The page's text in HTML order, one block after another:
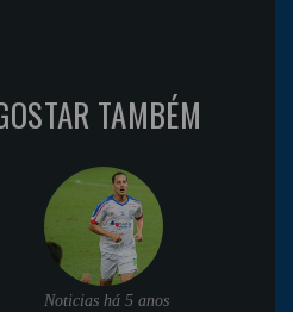
TAMBÉM
Noticias há 5 anos